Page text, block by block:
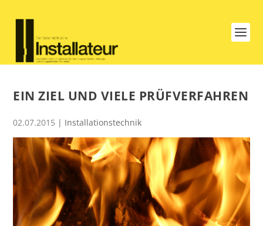
EIN ZIEL UND VIELE PRÜFVERFAHREN
02.07.2015 | Installationstechnik